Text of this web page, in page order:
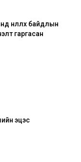
нөлөөлөх байдлын
гаргасан
эцэс